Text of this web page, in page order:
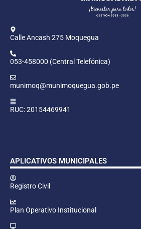
Calle Ancash 275 Moquegua
053-458000 (Central Telefónica)
munimoq@munimoquegua.gob.pe
RUC: 20154469941
APLICATIVOS MUNICIPALES
Registro Civil
Plan Operativo Institucional